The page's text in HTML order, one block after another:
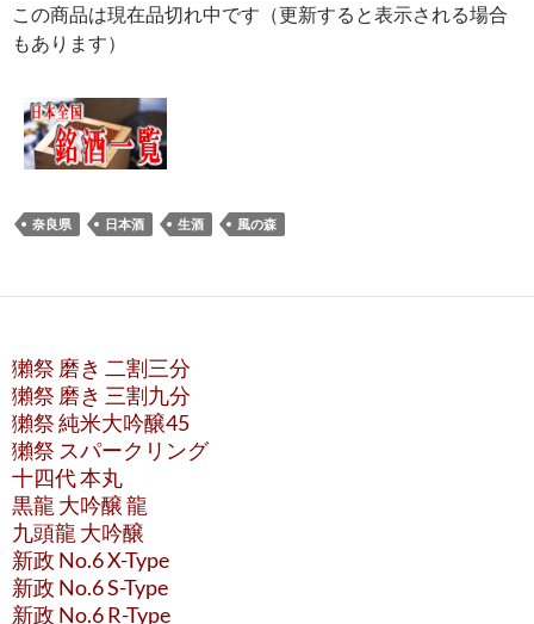
この商品は現在品切れ中です（更新すると表示される場合
もあります）
奈良県 日本酒 生酒 風の森
獺祭 磨き 二割三分
獺祭 磨き 三割九分
獺祭 純米大吟醸45
獺祭 スパークリング
十四代 本丸
黒龍 大吟醸 龍
九頭龍 大吟醸
新政 No.6 X-Type
新政 No.6 S-Type
新政 No.6 R-Type